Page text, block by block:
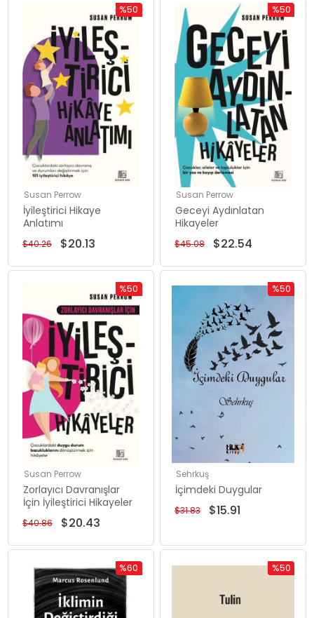
Susan Perrow
İyileştirici Hikaye
Anlatımı
$20.13
$40.26
%50
İndirim
%50İndirim
Susan Perrow
Geceyi Aydınlatan
Hikayeler
$22.54
$45.08
%50
İndirim
Susan Perrow
Zorlayıcı Davranışlar
İçin İyileştirici Hikayeler
$20.43
$40.86
%50
İndirim
%50İndirim
Sehrkuş
İçimdeki Duygular
$15.91
$31.83
%50
%60
İndirim
%60İndirim
%50